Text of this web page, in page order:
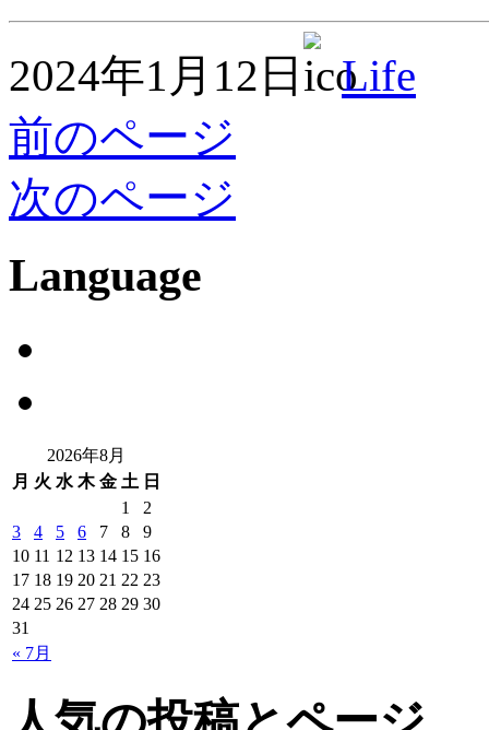
2024年1月12日
Life
前のページ
次のページ
Language
2026年8月
月 火 水 木 金 土 日
« 7月
1
2
3
4 5 6 7 8
9
10 11 12 13 14 15 16
17 18 19 20 21 22 23
24 25 26 27 28 29 30
31